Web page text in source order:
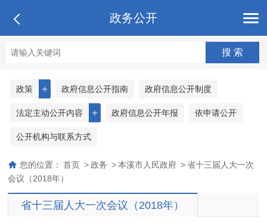
政务公开
＋
政策 政府信息公开指南 政府信息公开制度
＋
法定主动公开内容 政府信息公开年报 依申请公开
公开机构与联系方式
您的位置： 首页 > 政务 > 本溪市人民政府 > 省十三届人大一次
会议（2018年）
省十三届人大一次会议（2018年）